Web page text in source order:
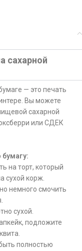
сахарной
— это печать
Вы можете
сахарной
или СДЕК
бумагу:
на торт, который
сухой корж.
немного смочить
сухой.
подложите
полностью